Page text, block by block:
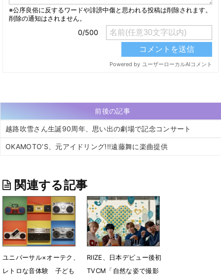
前後の記事
越路吹雪さん生誕90周年、思い出の劇場で記念コンサート
OKAMOTO’S、元アイドリング!!!遠藤舞に楽曲提供
関連する記事
ユニバーサル×オーテク、
レトロな音体験 子ども
RIIZE、日本デビュー後初
TVCM「自然な姿で撮影